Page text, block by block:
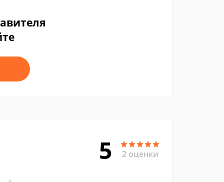
5 2 оценки